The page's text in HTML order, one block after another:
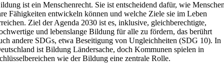
ist ein Menschenrecht. Sie ist entscheidend dafür, wie
Fähigkeiten entwickeln können und welche Ziele sie im Leben
Ziel der Agenda 2030 ist es, inklusive, gleichberechtigte,
und lebenslange Bildung für alle zu fördern, das berührt
andere SDGs, etwa Beseitigung von Ungleichheiten (SDG 10). In
ist Bildung Ländersache, doch Kommunen spielen in
wie der Bildung eine zentrale Rolle.